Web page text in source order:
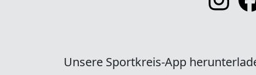
Unsere Sportkreis-App